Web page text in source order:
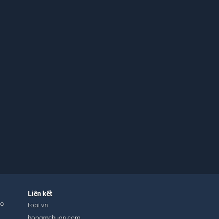
Liên kết
topi.vn